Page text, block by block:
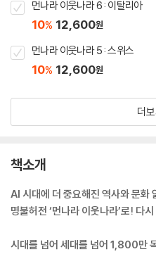
먼나라 이웃나라 6 : 이탈리아
10% 12,600원
먼나라 이웃나라 5 : 스위스
10% 12,600원
더
책소개
AI 시대에 더 중요해진 역사와 문화
명불허전 ‘먼나라 이웃나라’로! 다시
시대를 넘어 세대를 넘어 1,800만